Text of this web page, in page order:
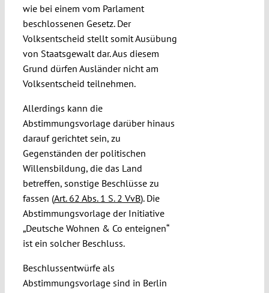
wie bei einem vom Parlament
beschlossenen Gesetz. Der
Volksentscheid stellt somit Ausübung
von Staatsgewalt dar. Aus diesem
Grund dürfen Ausländer nicht am
Volksentscheid teilnehmen.
Allerdings kann die
Abstimmungsvorlage darüber hinaus
darauf gerichtet sein, zu
Gegenständen der politischen
Willensbildung, die das Land
betreffen, sonstige Beschlüsse zu
fassen (Art. 62 Abs. 1 S. 2 VvB). Die
Abstimmungsvorlage der Initiative
„Deutsche Wohnen & Co enteignen“
ist ein solcher Beschluss.
Beschlussentwürfe als
Abstimmungsvorlage sind in Berlin